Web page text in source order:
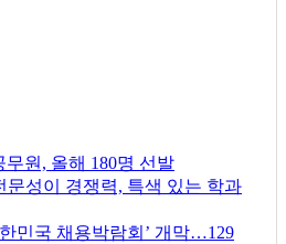
원, 올해 180명 선발
문성이 경쟁력, 특색 있는 학과
민국 채용박람회’ 개막…129